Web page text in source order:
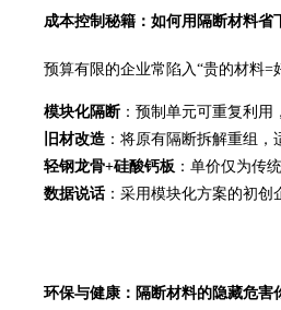
成本控制秘籍：如何用隔断材料省
预算有限的企业常陷入“贵的材料=
模块化隔断 ：预制单元可重复利用
旧材改造 ：将原有隔断拆解重组，
轻钢龙骨+硅酸钙板 ：单价仅为传
数据说话：采用模块化方案的初创
环保与健康：隔断材料的隐藏危害